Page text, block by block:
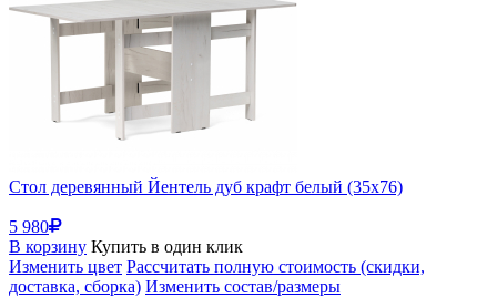
Стол деревянный Йентель дуб крафт белый (35x76)
5 980
В корзину Купить в один клик
Изменить цвет Рассчитать полную стоимость (скидки,
доставка, сборка) Изменить состав/размеры